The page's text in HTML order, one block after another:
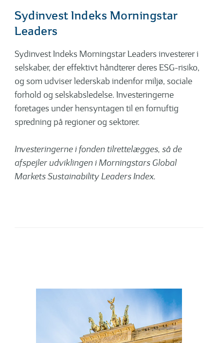
Sydinvest Indeks Morningstar
Leaders
Sydinvest Indeks Morningstar Leaders investerer i
selskaber, der effektivt håndterer deres ESG-risiko,
og som udviser lederskab indenfor miljø, sociale
forhold og selskabsledelse. Investeringerne
foretages under hensyntagen til en fornuftig
spredning på regioner og sektorer.
Investeringerne i fonden tilrettelægges, så de
afspejler udviklingen i Morningstars Global
Markets Sustainability Leaders Index.